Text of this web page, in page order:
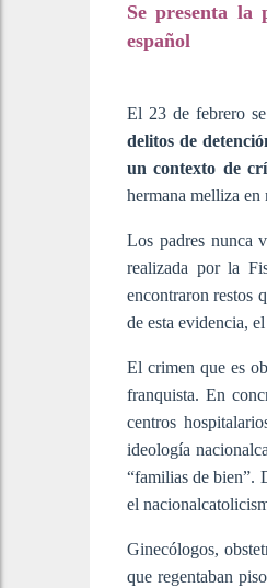
Se presenta la
español
El 23 de febrero
delitos de
un contexto de
hermana melliza
Los padres nunca
realizada por la
encontraron restos
de esta evidencia,
El crimen que es
franquista. En
centros
ideología
“familias de bien”.
el
Ginecólogos,
que regentaban